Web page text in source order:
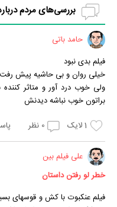
بررسی‌های مردم
حامد باتی
فیلم بدی نبود
خیلی روان و بی حاشیه پیش رفت
ولی خوب درد آور و متاثر
براتون خوب نباشه دیدنش
1لایک 0 نظر
علی فیلم بین
خطر لو رفتن داستان
فیلم عنکبوت با کش و قوسهای